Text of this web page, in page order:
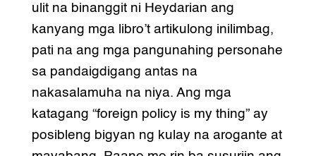
ulit na binanggit ni Heydarian ang
kanyang mga libro’t artikulong inilimbag,
pati na ang mga pangunahing personahe
sa pandaigdigang antas na
nakasalamuha na niya. Ang mga
katagang “foreign policy is my thing” ay
posibleng bigyan ng kulay na arogante at